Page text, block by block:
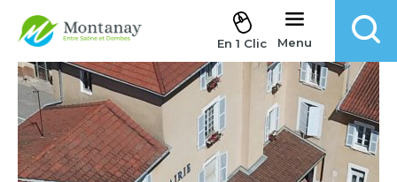
Aller au contenu
En 1 Clic Menu